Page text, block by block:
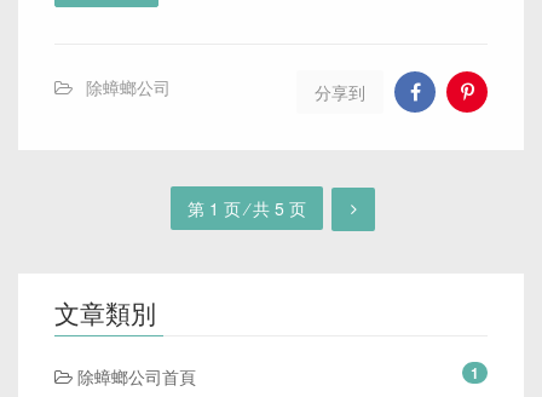
除蟑螂公司 分享到
第 1 页 ⁄ 共 5 页
文章類別
除蟑螂公司首頁 1